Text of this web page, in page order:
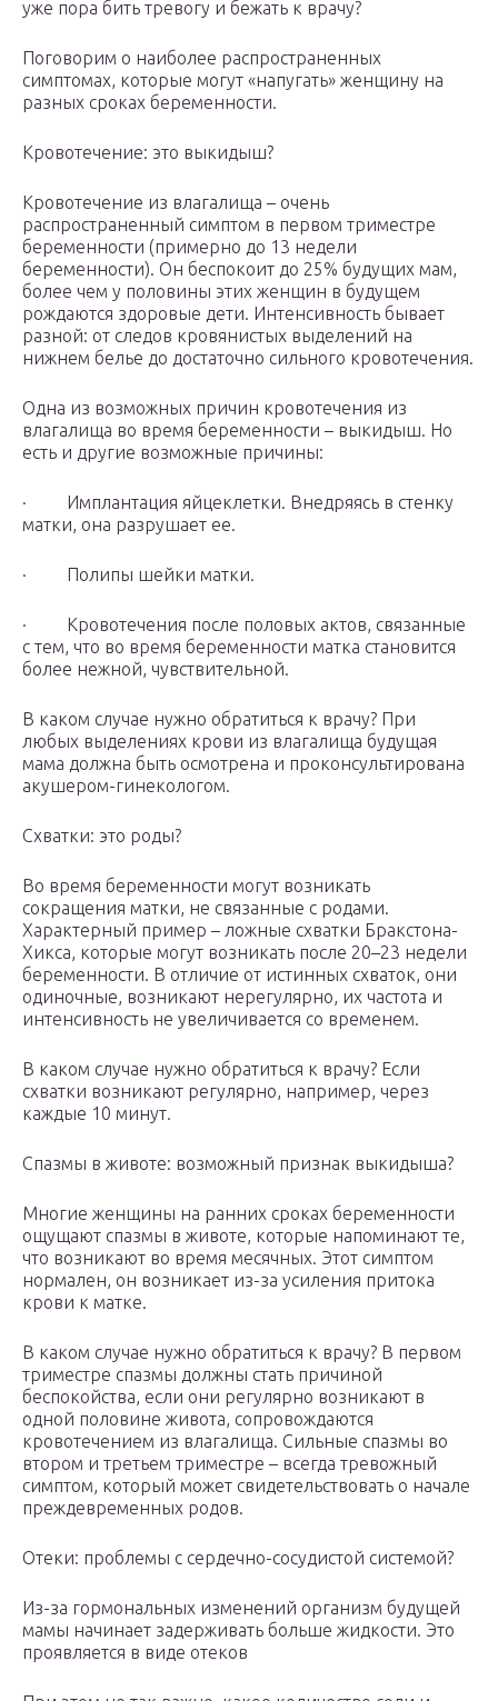
уже пора бить тревогу и бежать к врачу?
Поговорим о наиболее распространенных
симптомах, которые могут «напугать» женщину на
разных сроках беременности.
Кровотечение: это выкидыш?
Кровотечение из влагалища – очень
распространенный симптом в первом триместре
беременности (примерно до 13 недели
беременности). Он беспокоит до 25% будущих мам,
более чем у половины этих женщин в будущем
рождаются здоровые дети. Интенсивность бывает
разной: от следов кровянистых выделений на
нижнем белье до достаточно сильного кровотечения.
Одна из возможных причин кровотечения из
влагалища во время беременности – выкидыш. Но
есть и другие возможные причины:
· Имплантация яйцеклетки. Внедряясь в стенку
матки, она разрушает ее.
· Полипы шейки матки.
· Кровотечения после половых актов, связанные
с тем, что во время беременности матка становится
более нежной, чувствительной.
В каком случае нужно обратиться к врачу? При
любых выделениях крови из влагалища будущая
мама должна быть осмотрена и проконсультирована
акушером-гинекологом.
Схватки: это роды?
Во время беременности могут возникать
сокращения матки, не связанные с родами.
Характерный пример – ложные схватки Бракстона-
Хикса, которые могут возникать после 20–23 недели
беременности. В отличие от истинных схваток, они
одиночные, возникают нерегулярно, их частота и
интенсивность не увеличивается со временем.
В каком случае нужно обратиться к врачу? Если
схватки возникают регулярно, например, через
каждые 10 минут.
Спазмы в животе: возможный признак выкидыша?
Многие женщины на ранних сроках беременности
ощущают спазмы в животе, которые напоминают те,
что возникают во время месячных. Этот симптом
нормален, он возникает из-за усиления притока
крови к матке.
В каком случае нужно обратиться к врачу? В первом
триместре спазмы должны стать причиной
беспокойства, если они регулярно возникают в
одной половине живота, сопровождаются
кровотечением из влагалища. Сильные спазмы во
втором и третьем триместре – всегда тревожный
симптом, который может свидетельствовать о начале
преждевременных родов.
Отеки: проблемы с сердечно-сосудистой системой?
Из-за гормональных изменений организм будущей
мамы начинает задерживать больше жидкости. Это
проявляется в виде отеков